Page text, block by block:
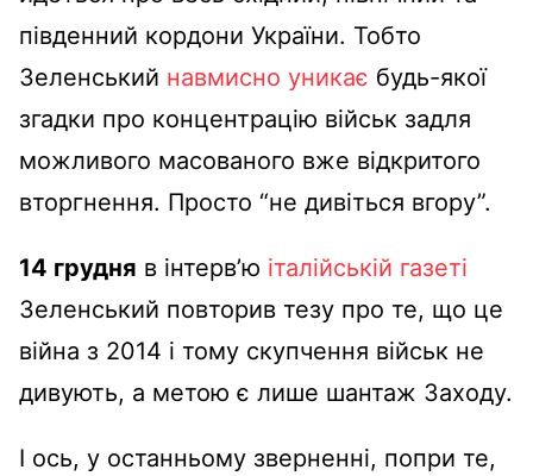
південний кордони України. Тобто
Зеленський навмисно уникає будь-якої
згадки про концентрацію військ задля
можливого масованого вже відкритого
вторгнення. Просто “не дивіться вгору”.
14 грудня в інтерв’ю італійській газеті
Зеленський повторив тезу про те, що це
війна з 2014 і тому скупчення військ не
дивують, а метою є лише шантаж Заходу.
І ось, у останньому зверненні, попри те,